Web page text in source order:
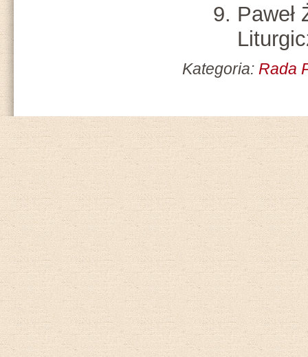
Paweł
Kategoria: Rada